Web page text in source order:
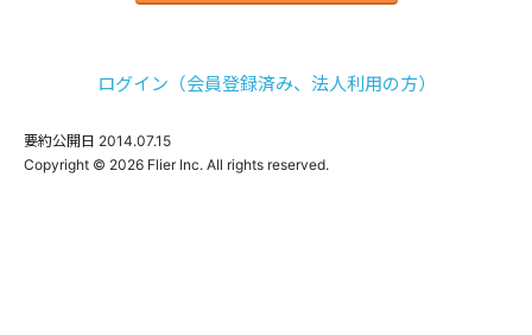
ログイン（会員登録済み、法人利用の方）
要約公開日 2014.07.15